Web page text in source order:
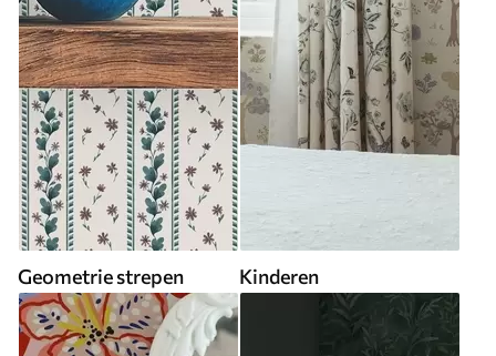
Geometrie strepen Kinderen